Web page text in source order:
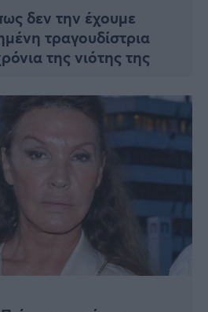
δεν την έχουμε
τραγουδίστρια
της νιότης της